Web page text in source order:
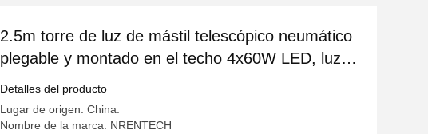
2.5m torre de luz de mástil telescópico neumático
plegable y montado en el techo 4x60W LED, luz
de torre de mástil telescópico, escaneo nocturno
Detalles del producto
Lugar de origen: China.
Nombre de la marca: NRENTECH